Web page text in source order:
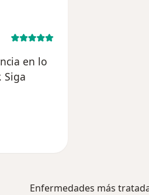
en lo
Siga
Enfermedades más